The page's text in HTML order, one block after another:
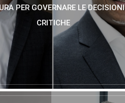
PER GOVERNARE LE DECISIONI
CRITICHE